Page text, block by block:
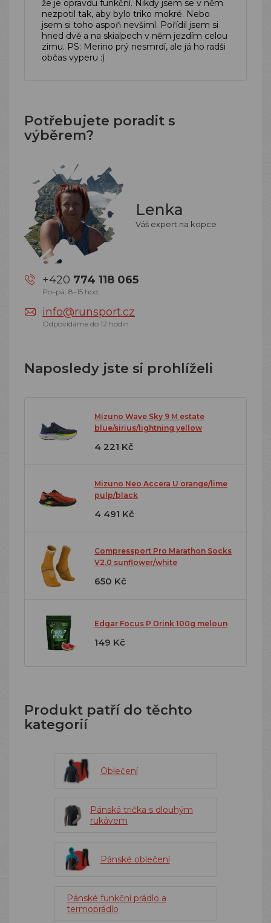
že je opravdu funkční. Nikdy jsem se v něm
nezpotil tak, aby bylo triko mokré. Nebo
jsem si toho aspoň nevšiml. Pořídil jsem si
hned dvě a na skialpech v něm jezdím celou
zimu. PS: Merino prý nesmrdí, ale já ho radši
občas vyperu :)
Potřebujete poradit s
výběrem?
Lenka
Váš expert na kopce
+420 774 118 065
Po–pá: 8–15 hod.
info@runsport.cz
Odpovídáme do 12 hodin
Naposledy jste si prohlíželi
Mizuno Wave Sky 9 M estate
blue/sirius/lightning yellow
4 221 Kč
Mizuno Neo Accera U orange/lime
pulp/black
4 491 Kč
Compressport Pro Marathon Socks
V2.0 sunflower/white
650 Kč
Edgar Focus P Drink 100g meloun
149 Kč
Produkt patří do těchto
kategorií
Oblečení
Pánská trička s dlouhým
rukávem
Pánské oblečení
Pánské funkční prádlo a
termoprádlo